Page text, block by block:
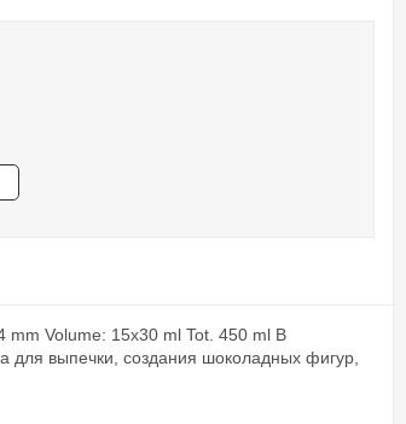
Volume: 15x30 ml Tot. 450 ml В
выпечки, создания шоколадных фигур,